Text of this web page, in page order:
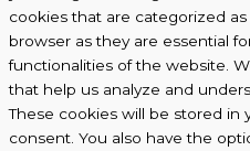
cookies that are categorized
browser as they are essential
functionalities of the website.
that help us analyze and
These cookies will be stored in
consent. You also have the